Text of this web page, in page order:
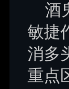
酒
敏捷
消多
重点